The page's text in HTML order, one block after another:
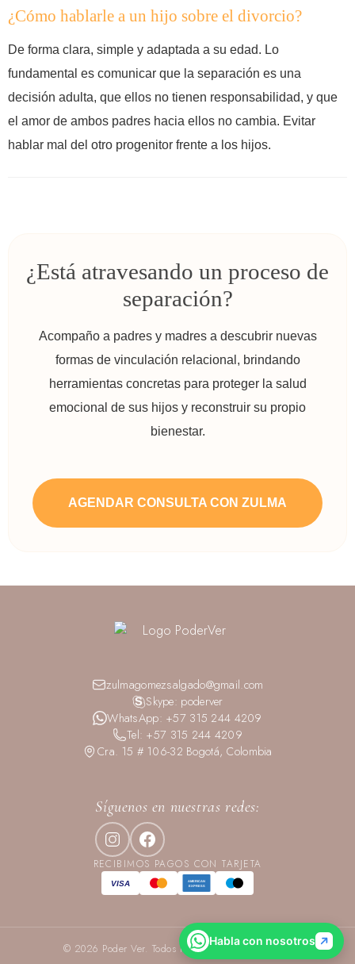
¿Cómo hablarle a un hijo sobre el divorcio?
De forma clara, simple y adaptada a su edad. Lo
fundamental es comunicar que la separación es una
decisión adulta, que ellos no tienen responsabilidad, y que
el amor de ambos padres hacia ellos no cambia. Evitar
hablar mal del otro progenitor frente a los hijos.
¿Está atravesando un proceso de
separación?
Acompaño a padres y madres a descubrir nuevas
formas de vinculación relacional, brindando
herramientas concretas para proteger la salud
emocional de sus hijos y reconstruir su propio
bienestar.
AGENDAR CONSULTA CON ZULMA
Habla con nosotros
zulmagomezsalgado@gmail.com
Skype: poderver
WhatsApp: +57 315 244 4209
Tel: +57 315 244 4209
Cra. 15 # 106-32 Bogotá, Colombia
Síguenos en nuestras redes:
RECIBIMOS PAGOS CON TARJETA
VISA
AMERICAN
EXPRESS
© 2026 Poder Ver. Todos los Derechos Reservados.